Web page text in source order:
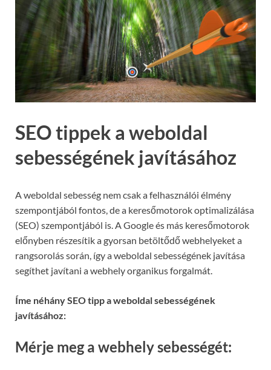
SEO tippek a weboldal
sebességének javításához
A weboldal sebesség nem csak a felhasználói élmény
szempontjából fontos, de a keresőmotorok optimalizálása
(SEO) szempontjából is. A Google és más keresőmotorok
előnyben részesítik a gyorsan betöltődő webhelyeket a
rangsorolás során, így a weboldal sebességének javítása
segíthet javítani a webhely organikus forgalmát.
Íme néhány SEO tipp a weboldal sebességének
javításához:
Mérje meg a webhely sebességét: